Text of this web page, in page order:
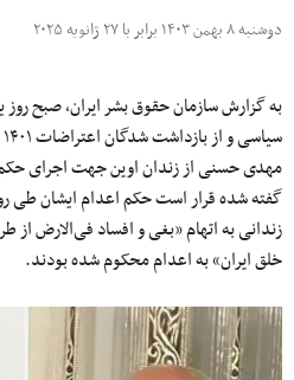
دوشنبه ۸ بهمن ۱۴۰۳ برابر با ۲۷ ژانویه ۲۰۲۵
مهدی حسنی از زندان اوین جهت اجرای حکم
گفته شده قرار است حکم اعدام ایشان طی
زندانی به اتهام «بغی و افساد فی‌الارض
خلق ایران» به اعدام محکوم شده‌ بودند.